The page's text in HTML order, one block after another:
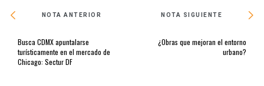
NOTA ANTERIOR
Busca CDMX apuntalarse
turísticamente en el mercado de
Chicago: Sectur DF
NOTA SIGUIENTE
¿Obras que mejoran el entorno
urbano?